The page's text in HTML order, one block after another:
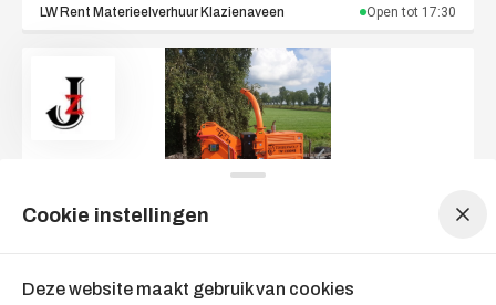
LW Rent MaterieelverhuurKlazienaveen Open tot 17:30
Per dag Per week
Cookie instellingen
Deze website maakt gebruik van cookies